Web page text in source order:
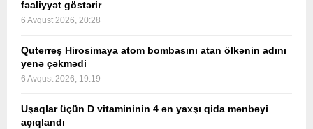
fəaliyyət göstərir
6 Avqust 2026, 20:28
Quterreş Hirosimaya atom bombasını atan ölkənin adını
yenə çəkmədi
6 Avqust 2026, 19:19
Uşaqlar üçün D vitamininin 4 ən yaxşı qida mənbəyi
açıqlandı